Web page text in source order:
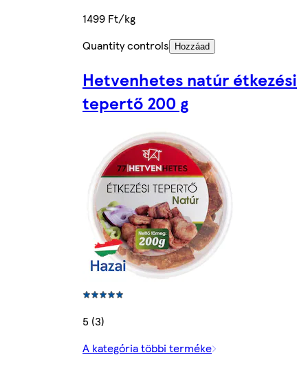
1499 Ft/kg
Quantity controls
Hozzáad
Hetvenhetes natúr étkezési
tepertő 200 g
5 (3)
A kategória többi terméke